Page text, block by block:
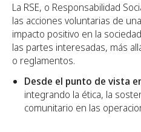
La RSE, o Responsabilidad
las acciones voluntarias de
impacto positivo en la
las partes interesadas, más
o reglamentos.
Desde el punto de vista
integrando la ética, la
comunitario en las